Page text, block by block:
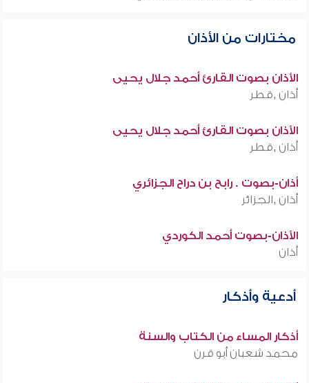
مختارات من الأذان
الأذان بصوت القارئ أحمد جلال يحيى
أذان ,قطر
الأذان بصوت القارئ أحمد جلال يحيى
أذان ,قطر
أذان-بصوت . رابح بن دراح الجزائري
أذان ,الجزائر
الأذان-بصوت أحمد الكوردي
أذان
أدعية وأذكار
أذكار المساء من الكتاب والسنة
محمد شعبان أبو قرن